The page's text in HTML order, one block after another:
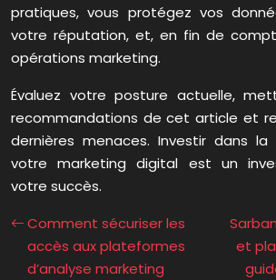
pratiques, vous protégez vos
votre réputation, et, en fin de
opérations marketing.
Évaluez votre posture actuelle,
recommandations de cet article et
dernières menaces. Investir dans la
votre marketing digital est un
votre succès.
Comment sécuriser les
accès aux plateformes
d’analyse marketing
et